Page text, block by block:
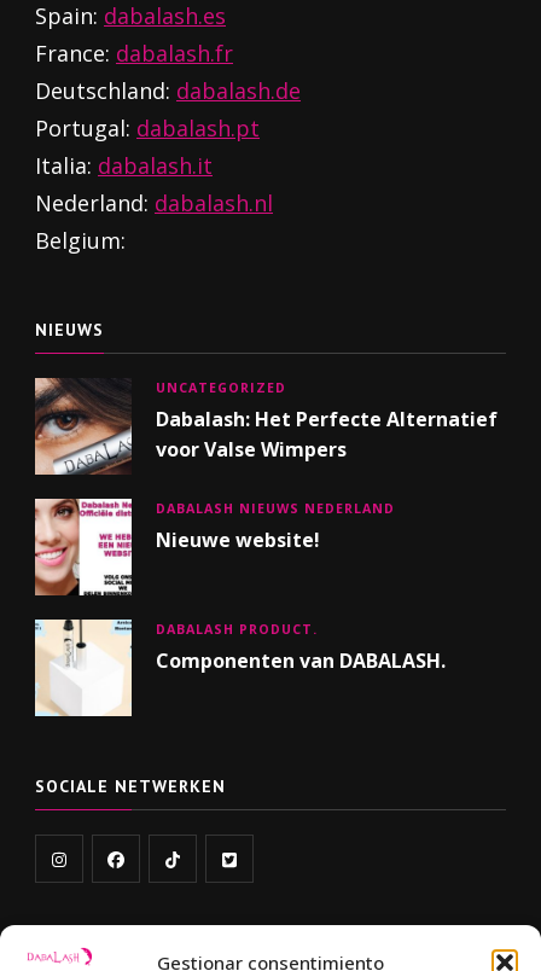
Gestionar consentimiento
Spain: dabalash.es
France: dabalash.fr
Deutschland: dabalash.de
Portugal: dabalash.pt
Italia: dabalash.it
Nederland: dabalash.nl
Belgium:
NIEUWS
UNCATEGORIZED
Dabalash: Het Perfecte Alternatief
voor Valse Wimpers
DABALASH NIEUWS NEDERLAND
Nieuwe website!
DABALASH PRODUCT.
Componenten van DABALASH.
SOCIALE NETWERKEN
LINKS